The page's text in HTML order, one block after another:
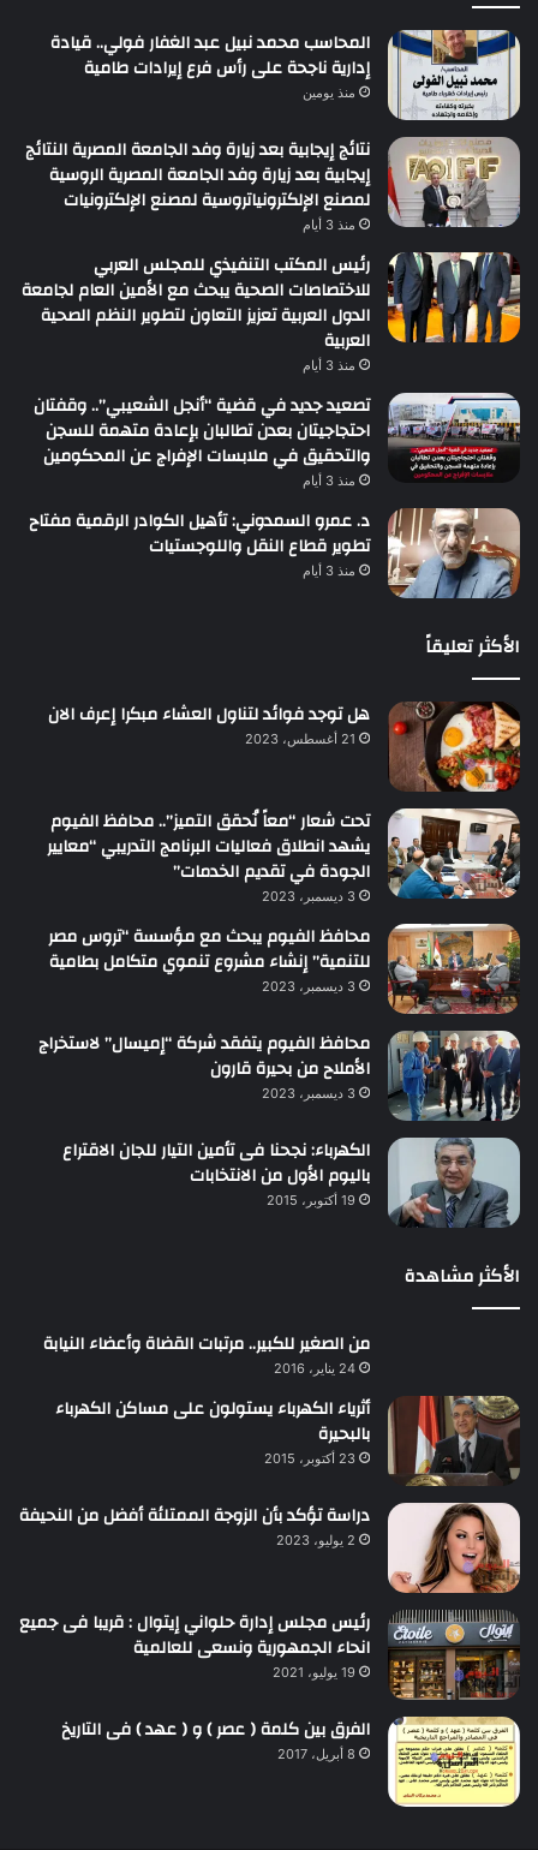
المحاسب محمد نبيل عبد الغفار فولي.. قيادة
إدارية ناجحة على رأس فرع إيرادات طامية
منذ يومين
نتائج إيجابية بعد زيارة وفد الجامعة المصرية النتائج
إيجابية بعد زيارة وفد الجامعة المصرية الروسية
لمصنع الإلكترونياتروسية لمصنع الإلكترونيات
منذ 3 أيام
رئيس المكتب التنفيذي للمجلس العربي
للاختصاصات الصحية يبحث مع الأمين العام لجامعة
الدول العربية تعزيز التعاون لتطوير النظم الصحية
العربية
منذ 3 أيام
تصعيد جديد في قضية “أنجل الشعيبي”.. وقفتان
احتجاجيتان بعدن تطالبان بإعادة متهمة للسجن
والتحقيق في ملابسات الإفراج عن المحكومين
منذ 3 أيام
د. عمرو السمدوني: تأهيل الكوادر الرقمية مفتاح
تطوير قطاع النقل واللوجستيات
منذ 3 أيام
الأكثر تعليقاً
هل توجد فوائد لتناول العشاء مبكرا إعرف الان
21 أغسطس، 2023
تحت شعار “معاً نُحقق التميز”.. محافظ الفيوم
يشهد انطلاق فعاليات البرنامج التدريبي “معايير
الجودة في تقديم الخدمات”
3 ديسمبر، 2023
محافظ الفيوم يبحث مع مؤسسة “تروس مصر
للتنمية” إنشاء مشروع تنموي متكامل بطامية
3 ديسمبر، 2023
محافظ الفيوم يتفقد شركة “إميسال” لاستخراج
الأملاح من بحيرة قارون
3 ديسمبر، 2023
الكهرباء: نجحنا فى تأمين التيار للجان الاقتراع
باليوم الأول من الانتخابات
19 أكتوبر، 2015
الأكثر مشاهدة
من الصغير للكبير.. مرتبات القضاة وأعضاء النيابة
24 يناير، 2016
أثرياء الكهرباء يستولون على مساكن الكهرباء
بالبحيرة
23 أكتوبر، 2015
دراسة تؤكد بأن الزوجة الممتلئة أفضل من النحيفة
2 يوليو، 2023
رئيس مجلس إدارة حلواني إيتوال : قريبا فى جميع
انحاء الجمهورية ونسعى للعالمية
19 يوليو، 2021
الفرق بين كلمة ( عصر ) و ( عهد ) فى التاريخ
8 أبريل، 2017